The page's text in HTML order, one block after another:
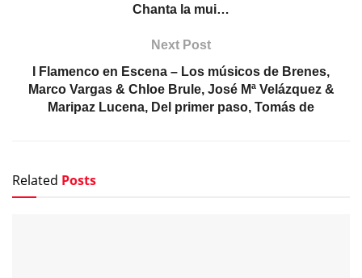
Chanta la mui…
Next Post
I Flamenco en Escena – Los músicos de Brenes,
Marco Vargas & Chloe Brule, José Mª Velázquez &
Maripaz Lucena, Del primer paso, Tomás de
Related Posts